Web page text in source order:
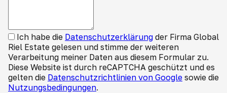
Ich habe die Datenschutzerklärung der Firma Global
Riel Estate gelesen und stimme der weiteren
Verarbeitung meiner Daten aus diesem Formular zu.
Diese Website ist durch reCAPTCHA geschützt und es
gelten die Datenschutzrichtlinien von Google sowie die
Nutzungsbedingungen.